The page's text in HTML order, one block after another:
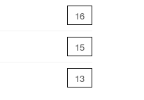
16
15
13